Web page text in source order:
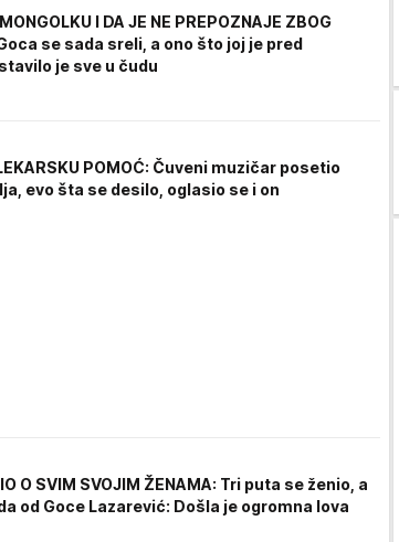
I DA JE NE PREPOZNAJE ZBOG
se sada sreli, a ono što joj je pred
je sve u čudu
POMOĆ: Čuveni muzičar posetio
evo šta se desilo, oglasio se i on
O SVIM SVOJIM ŽENAMA: Tri puta se ženio, a
od Goce Lazarević: Došla je ogromna lova